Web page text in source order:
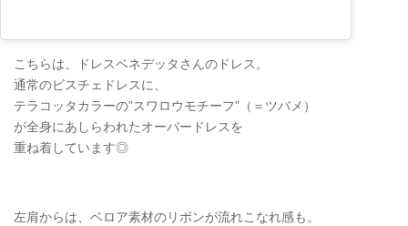
こちらは、ドレスベネデッタさんのドレス。
通常のビスチェドレスに、
テラコッタカラーの”スワロウモチーフ”（＝ツバメ）
が全身にあしらわれたオーバードレスを
重ね着しています◎
左肩からは、ベロア素材のリボンが流れこなれ感も。